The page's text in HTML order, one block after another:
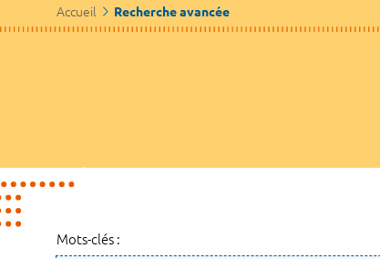
Accueil Recherche avancée
Mots-clés :